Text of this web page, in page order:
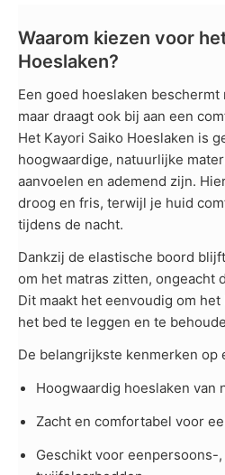
Waarom kiezen voor
Hoeslaken?
Een goed hoeslaken
maar draagt ook bij aan een
Het Kayori Saiko Hoeslaken is
hoogwaardige, natuurlijke
aanvoelen en ademend zijn.
droog en fris, terwijl je huid
tijdens de nacht.
Dankzij de elastische boord
om het matras zitten, ongeacht
Dit maakt het eenvoudig om
het bed te leggen en te
De belangrijkste kenmerken op
Hoogwaardig hoeslaken van
Zacht en comfortabel voor
Geschikt voor eenpersoons-